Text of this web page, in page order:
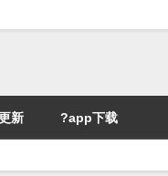
新 ?app下载